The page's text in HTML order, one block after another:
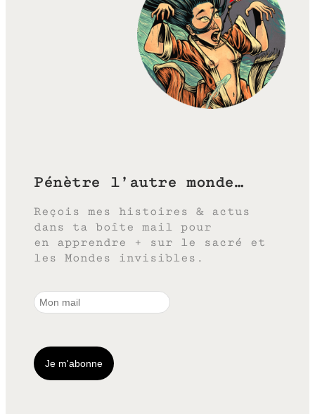
Pénètre l’autre monde…
Reçois mes histoires & actus
dans ta boîte mail pour
en apprendre + sur le sacré et
les Mondes invisibles.